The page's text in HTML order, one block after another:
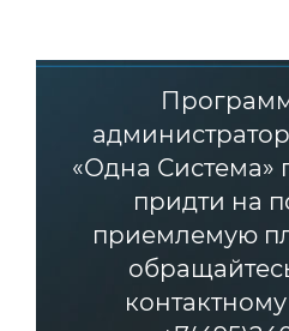
«Одна Система»
придти на
приемлемую